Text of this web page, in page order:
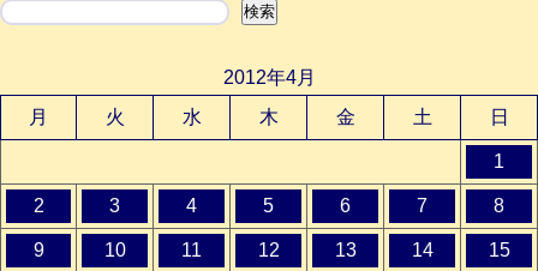
検索 検索
2012年4月
月
火 水 木 金 土 日
1
2 3 4 5 6 7 8
9 10 11 12 13 14 15